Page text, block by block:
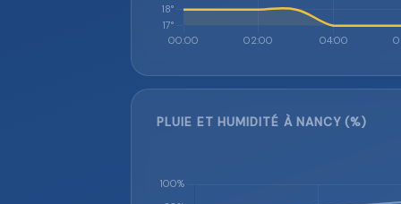
PLUIE ET HUMIDITÉ À NANCY (%)